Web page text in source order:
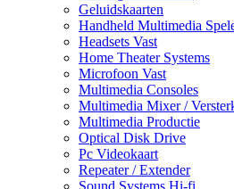
Geluidskaarten
Handheld Multimedia
Headsets Vast
Home Theater Systems
Microfoon Vast
Multimedia Consoles
Multimedia Mixer /
Multimedia Productie
Optical Disk Drive
Pc Videokaart
Repeater / Extender